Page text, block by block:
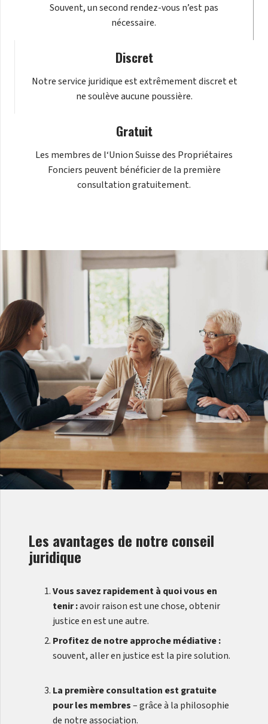
Souvent, un second rendez-vous n’est pas
nécessaire.
Discret
Notre service juridique est extrêmement discret et
ne soulève aucune poussière.
Gratuit
Les membres de l‘Union Suisse des Propriétaires
Fonciers peuvent bénéficier de la première
consultation gratuitement.
Les avantages de notre conseil
juridique
Vous savez rapidement à quoi vous en
tenir :avoir raison est une chose, obtenir
justice en est une autre.
Profitez de notre approche médiative :
souvent, aller en justice est la pire solution.
La première consultation est gratuite
pour les membres– grâce à la philosophie
de notre association.